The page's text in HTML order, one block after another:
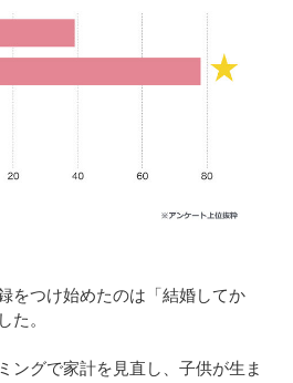
をつけ始めたのは「結婚してか
た。
ングで家計を見直し、子供が生ま